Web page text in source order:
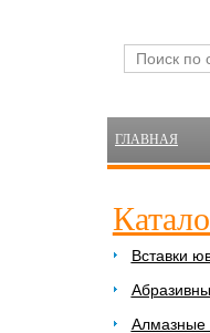
ГЛАВНАЯ
Вставки
Алмазные